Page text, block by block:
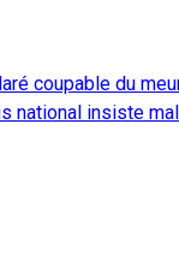
coupable du
national insiste